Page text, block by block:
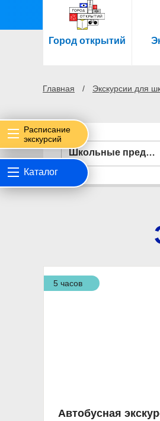
Город открытий
Главная Экскурсии для
Расписание
экскурсий
Каталог
Школьные предметы
5 часов
Автобусная